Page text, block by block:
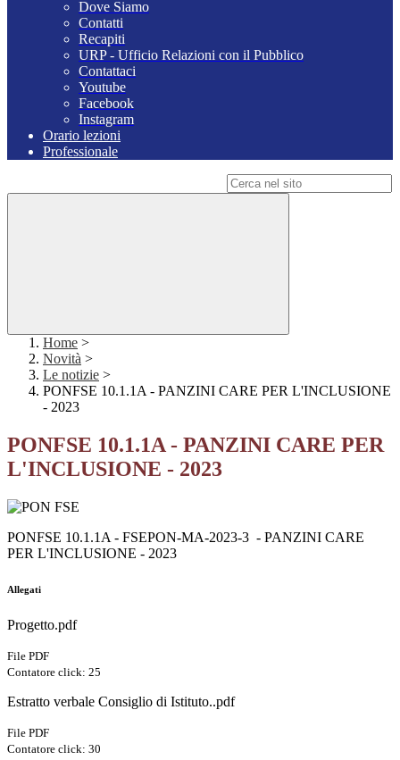
Dove Siamo
Contatti
Recapiti
URP - Ufficio Relazioni con il Pubblico
Contattaci
Youtube
Facebook
Instagram
Orario lezioni
Professionale
Home >
Novità >
Le notizie >
PONFSE 10.1.1A - PANZINI CARE PER L'INCLUSIONE
- 2023
PONFSE 10.1.1A - PANZINI CARE PER
L'INCLUSIONE - 2023
PONFSE 10.1.1A - FSEPON-MA-2023-3 - PANZINI CARE
PER L'INCLUSIONE - 2023
Allegati
Progetto.pdf
File PDF
Contatore click: 25
Estratto verbale Consiglio di Istituto..pdf
File PDF
Contatore click: 30